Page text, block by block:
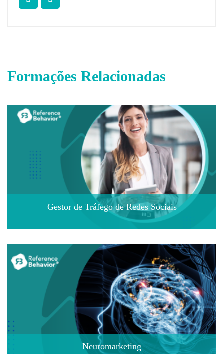
Formações Relacionadas
Gestor de Tráfego de Redes Sociais
Neuromarketing